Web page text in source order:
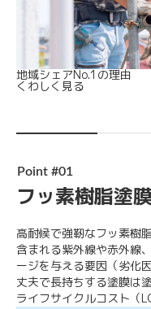
地域シェアNo.1の理由
くわしく見る
Point #01
フッ素樹脂塗膜
高耐候で強靭なフッ素樹
含まれる紫外線や赤外線
ージを与える要因（劣化
丈夫で長持ちする塗膜は
ライフサイクルコスト（